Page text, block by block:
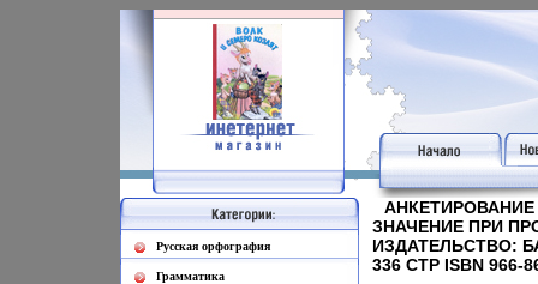
Русская орфография
Грамматика
ЗНАЧЕНИЕ ПРИ
ИЗДАТЕЛЬСТВО:
336 СТР ISBN 966-